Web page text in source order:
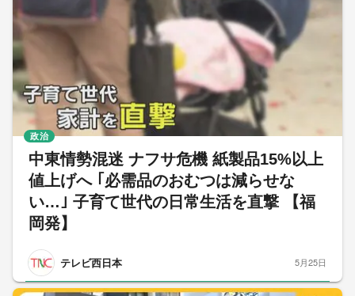
中東情勢混迷 ナフサ危機 紙製品15%以上
値上げへ ｢必需品のおむつは減らせな
い…｣ 子育て世代の日常生活を直撃 【福
岡発】
テレビ西日本
政治
5月25日